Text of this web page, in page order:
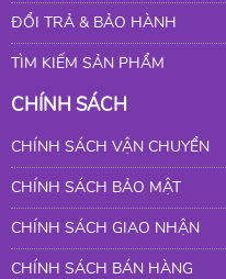
ĐỔI TRẢ & BẢO HÀNH
TÌM KIẾM SẢN PHẨM
CHÍNH SÁCH
CHÍNH SÁCH VẬN CHUYỂN
CHÍNH SÁCH BẢO MẬT
CHÍNH SÁCH GIAO NHẬN
CHÍNH SÁCH BÁN HÀNG